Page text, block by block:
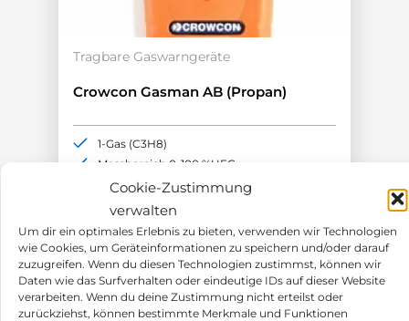
Cookie-Zustimmung
verwalten
Um dir ein optimales Erlebnis zu bieten, verwenden wir Technologien
wie Cookies, um Geräteinformationen zu speichern und/oder darauf
zuzugreifen. Wenn du diesen Technologien zustimmst, können wir
Daten wie das Surfverhalten oder eindeutige IDs auf dieser Website
verarbeiten. Wenn du deine Zustimmung nicht erteilst oder
zurückziehst, können bestimmte Merkmale und Funktionen
Tragbare Gaswarngeräte
Crowcon Gasman AB (Propan)
378,00€
1-Gas (C3H8)
Messbereich 0-100 %UEG
ATEX-Zulassung
Akkulaufzeit >12h